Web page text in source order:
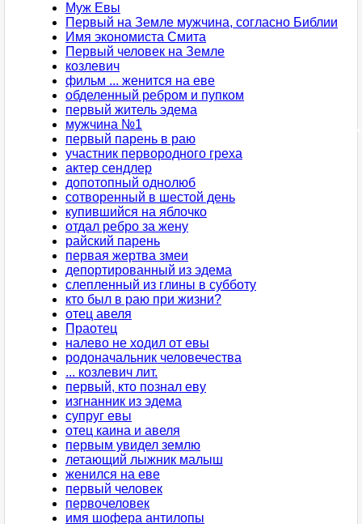
Муж Евы
Первый на Земле мужчина, согласно Библии
Имя экономиста Смита
Первый человек на Земле
козлевич
фильм ... женится на еве
обделенный ребром и пупком
первый житель эдема
мужчина №1
первый парень в раю
участник первородного греха
актер сендлер
допотопный однолюб
сотворенный в шестой день
купившийся на яблочко
отдал ребро за жену
райский парень
первая жертва змеи
депортированный из эдема
слепленный из глины в субботу
кто был в раю при жизни?
отец авеля
Праотец
налево не ходил от евы
родоначальник человечества
... козлевич лит.
первый, кто познал еву
изгнанник из эдема
супруг евы
отец каина и авеля
первым увидел землю
летающий лыжник малыш
женился на еве
первый человек
первочеловек
имя шофера антилопы